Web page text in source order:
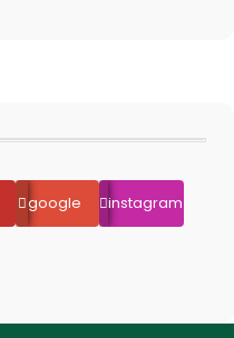
google instagram